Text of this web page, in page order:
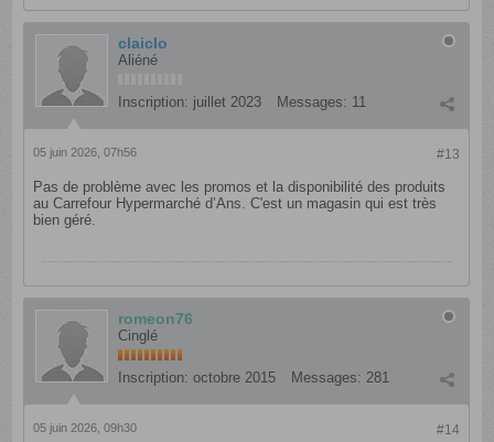
claiclo
Aliéné
Inscription: juillet 2023 Messages: 11
#13
05 juin 2026, 07h56
Pas de problème avec les promos et la disponibilité des produits
au Carrefour Hypermarché d’Ans. C'est un magasin qui est très
bien géré.
romeon76
Cinglé
Inscription: octobre 2015 Messages: 281
#14
05 juin 2026, 09h30